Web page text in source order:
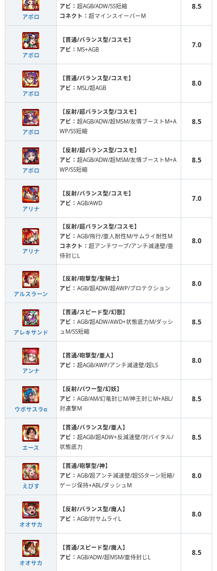
アポロ
アビ： 超AGB/ADW/SS短縮
コネクト： 超マインスイーパーM
8.5
アポロ
【貫通/バランス型/コスモ】
アビ： MS+AGB
7.0
アポロ
【貫通/バランス型/コスモ】
アビ： MSL/超AGB
8.0
アポロ
【反射/超バランス型/コスモ】
アビ： 超AGB/ADW/超MSM/友情ブーストM+A
WP/SS短縮
8.5
アポロ
【反射/超バランス型/コスモ】
アビ： 超AGB/ADW/超MSM/友情ブーストM+A
WP/SS短縮
8.5
アリナ
【反射/バランス型/コスモ】
アビ： AGB/AWD
7.0
アリナ
【反射/超バランス型/コスモ】
アビ： AGB/飛行/亜人耐性M/サムライ耐性M
コネクト： 超アンチワープ/アンチ減速壁/亜
侍封じL
8.0
アルスラーン
【反射/砲撃型/聖騎士】
アビ： AGB/超ADW/超AWP/プロテクション
8.0
アレキサンド
【貫通/スピード型/幻獣】
アビ： AGB/超ADW/AWD+状態底力M/ダッシ
ュM/SS短縮
8.5
アンナ
【貫通/砲撃型/亜人】
アビ： 超AGB/AWP/アンチ減速壁/超LS
8.0
ウボサスラα
【反射/パワー型/幻妖】
アビ： AGB/AM/幻竜封じM/神王封じM+ABL/
対連撃M
8.5
エース
【貫通/バランス型/亜人】
アビ： 超AGB/超ADW+反減速壁/対バイタル/
状態底力
8.5
えびす
【貫通/砲撃型/神】
アビ： AGB/超アンチ減速壁/超SSターン短縮/
ゲージ保持+ABL/ダッシュM
8.0
オオサカ
【反射/バランス型/魔人】
アビ： AGB/対サムライL
8.0
オオサカ
【貫通/スピード型/魔人】
アビ： AGB/ADW/超MSM/亜侍封じL
8.5